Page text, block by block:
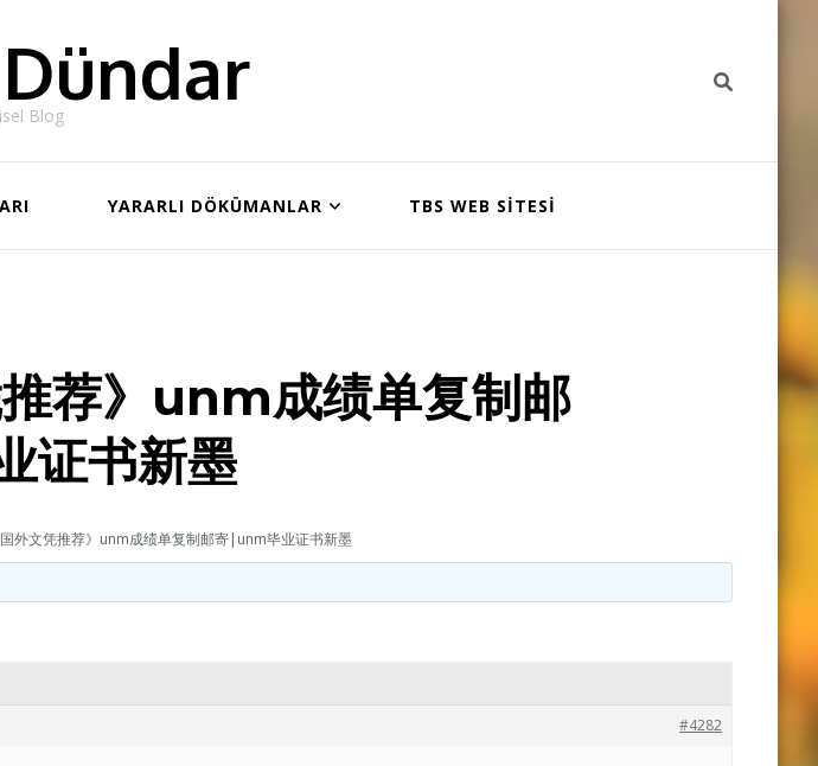
Blog
YARARLI DÖKÜMANLAR TBS WEB SİTESİ
推荐》unm成绩单复制邮
证书新墨
国外文凭推荐》unm成绩单复制邮寄|unm毕业证书新墨
#4282